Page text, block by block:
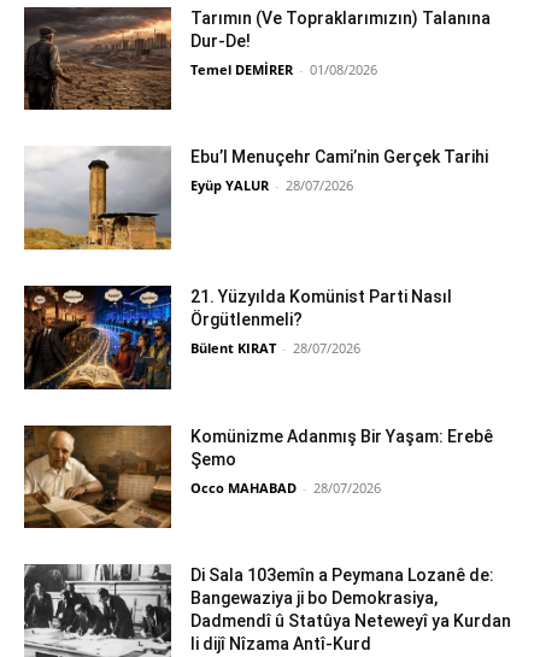
Tarımın (Ve Topraklarımızın) Talanına
Dur-De!
Temel DEMİRER - 01/08/2026
Ebu’l Menuçehr Cami’nin Gerçek Tarihi
Eyüp YALUR - 28/07/2026
21. Yüzyılda Komünist Parti Nasıl
Örgütlenmeli?
Bülent KIRAT - 28/07/2026
Komünizme Adanmış Bir Yaşam: Erebê
Şemo
Occo MAHABAD - 28/07/2026
Di Sala 103emîn a Peymana Lozanê de:
Bangewaziya ji bo Demokrasiya,
Dadmendî û Statûya Neteweyî ya Kurdan
li dijî Nîzama Antî-Kurd